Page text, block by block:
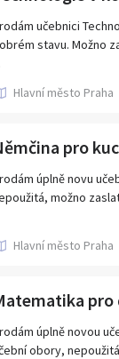
učebnici
stavu. Možno
Hlavní město Praha
pro
úplně novu
možno
Hlavní město Praha
úplně novou
obory,